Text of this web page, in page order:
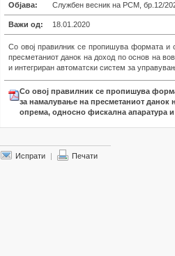
Објава: Службен весник на РСМ, бр.12/
Важи од: 18.01.2020
Со овој правилник се пропишува формата
пресметаниот данок на доход по основ на
и интегриран автоматски систем за
Со овој правилник се пропишува
за намалување на пресметаниот
опрема, односно фискална апаратура и
Испрати | Печати